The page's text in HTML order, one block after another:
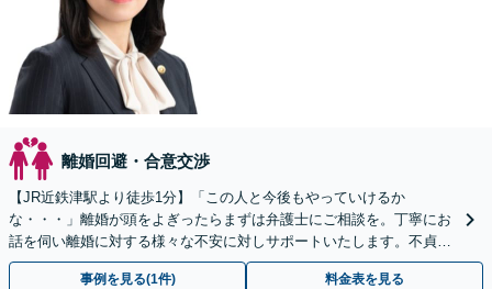
離婚回避・合意交渉
【JR近鉄津駅より徒歩1分】「この人と今後もやっていけるか
な・・・」離婚が頭をよぎったらまずは弁護士にご相談を。丁寧にお
話を伺い離婚に対する様々な不安に対しサポートいたします。不貞慰
謝料／財産分与／婚姻費用など幅広く対応可能◎
事例を見る(1件) 料金表を見る